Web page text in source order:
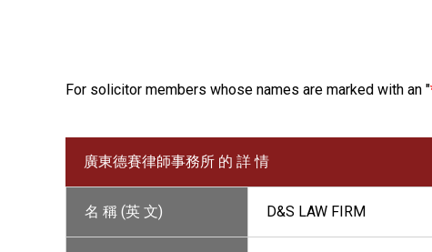
For solicitor members whose names are marked with an "
廣東德賽律師事務所 的 詳 情
名 稱 (英 文) D&S LAW FIRM